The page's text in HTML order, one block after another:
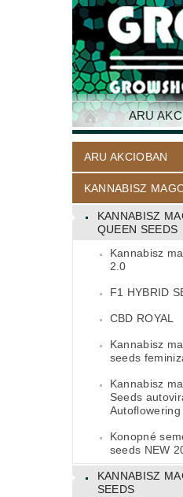
ARU
ELÉRHETŐSÉG
ARU AKCIOBAN
KANNABISZ
KANNABISZ
QUEEN SEEDS
Kannabisz
2.0
F1 HYBRID
CBD ROYAL
Kannabisz
seeds
Kannabisz
Seeds
Autoflowering
Konopné
seeds NEW
KANNABISZ
SEEDS